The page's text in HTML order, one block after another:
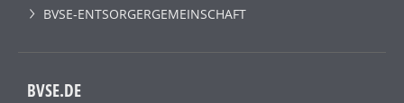
BVSE-ENTSORGERGEMEINSCHAFT
BVSE.DE